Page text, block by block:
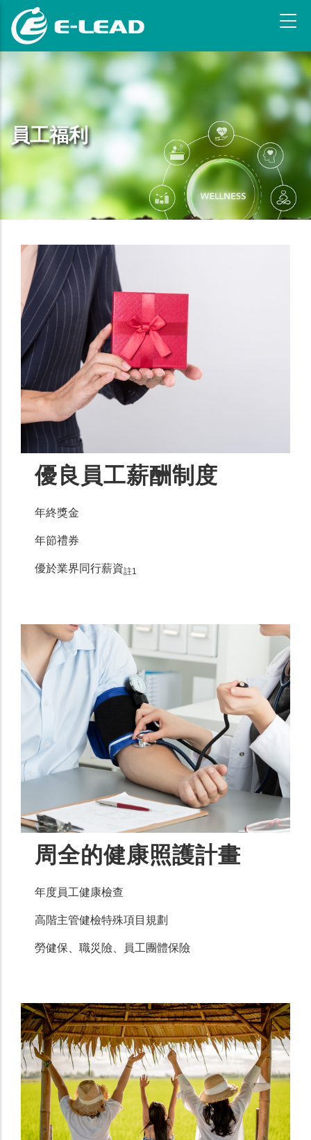
員工福利
優良員工薪酬制度
年終獎金
年節禮券
優於業界同行薪資註1
周全的健康照護計畫
年度員工健康檢查
高階主管健檢特殊項目規劃
勞健保、職災險、員工團體保險